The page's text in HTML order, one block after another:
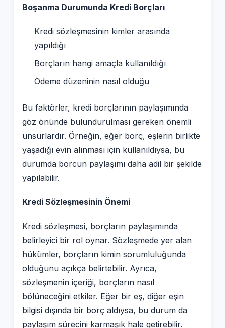
Boşanma Durumunda Kredi Borçları
Kredi sözleşmesinin kimler arasında
yapıldığı
Borçların hangi amaçla kullanıldığı
Ödeme düzeninin nasıl olduğu
Bu faktörler, kredi borçlarının paylaşımında
göz önünde bulundurulması gereken önemli
unsurlardır. Örneğin, eğer borç, eşlerin birlikte
yaşadığı evin alınması için kullanıldıysa, bu
durumda borcun paylaşımı daha adil bir şekilde
yapılabilir.
Kredi Sözleşmesinin Önemi
Kredi sözleşmesi, borçların paylaşımında
belirleyici bir rol oynar. Sözleşmede yer alan
hükümler, borçların kimin sorumluluğunda
olduğunu açıkça belirtebilir. Ayrıca,
sözleşmenin içeriği, borçların nasıl
bölüneceğini etkiler. Eğer bir eş, diğer eşin
bilgisi dışında bir borç aldıysa, bu durum da
paylaşım sürecini karmaşık hale getirebilir.